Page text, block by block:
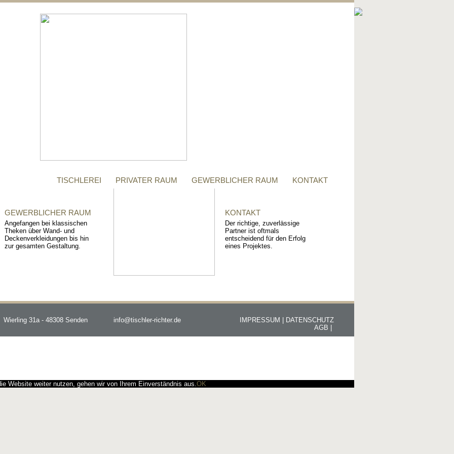
TISCHLEREI PRIVATER RAUM GEWERBLICHER RAUM KONTAKT
GEWERBLICHER RAUM
Angefangen bei klassischen
Theken über Wand- und
Deckenverkleidungen bis hin
zur gesamten Gestaltung.
KONTAKT
Der richtige, zuverlässige
Partner ist oftmals
entscheidend für den Erfolg
eines Projektes.
Wierling 31a - 48308 Senden info@tischler-richter.de DATENSCHUTZ
IMPRESSUM |
AGB |
Website weiter nutzen, gehen wir von Ihrem Einverständnis aus.OK